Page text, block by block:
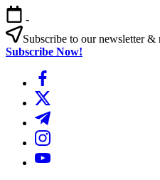
এড়িয়ে
লেখায়
যান
-
Subscribe to our newsletter &
Subscribe Now!
https://www.facebook.com/
https://twitter.com/
https://t.me/
https://www.instagram.com/
https://youtube.com/